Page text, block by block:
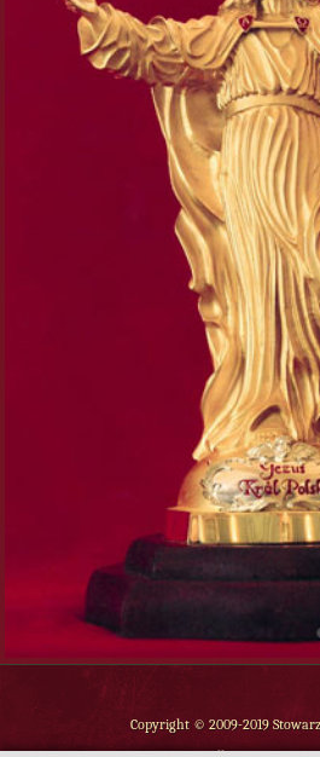
Copyright © 2009-2019